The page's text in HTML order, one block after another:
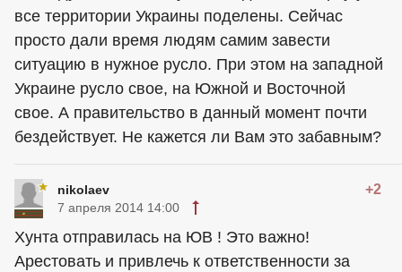
все территории Украины поделены. Сейчас
просто дали время людям самим завести
ситуацию в нужное русло. При этом на западной
Украине русло свое, на Южной и Восточной
свое. А правительство в данный момент почти
бездействует. Не кажется ли Вам это забавным?
nikolaev +2
7 апреля 2014 14:00
Хунта отправилась на ЮВ ! Это важно!
Арестовать и привлечь к ответственности за